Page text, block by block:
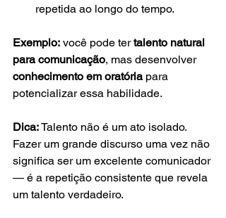
repetida ao longo do tempo.
Exemplo: você pode ter talento natural
para comunicação, mas desenvolver
conhecimento em oratória para
potencializar essa habilidade.
Dica: Talento não é um ato isolado.
Fazer um grande discurso uma vez não
significa ser um excelente comunicador
— é a repetição consistente que revela
um talento verdadeiro.